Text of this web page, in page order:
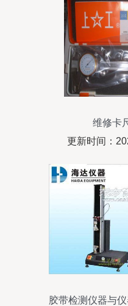
维修卡
更新时间：
胶带检测仪器与